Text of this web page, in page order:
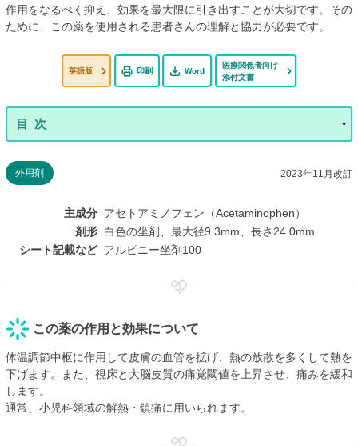
作用をなるべく抑え、効果を最大限に引き出すことが大切です。その
ために、この薬を使用される患者さんの理解と協力が必要です。
英語版 印刷 Word
医療関係者向け
添付文書
外用剤 2023年11月改訂
主成分 アセトアミノフェン（Acetaminophen）
剤形 白色の坐剤、最大径9.3mm、長さ24.0mm
シート記載など アルピニー坐剤100
この薬の作用と効果について
体温調節中枢に作用して皮膚の血管を拡げ、熱の放散を多くして熱を
下げます。また、視床と大脳皮質の痛覚閾値を上昇させ、痛みを緩和
します。
通常、小児科領域の解熱・鎮痛に用いられます。